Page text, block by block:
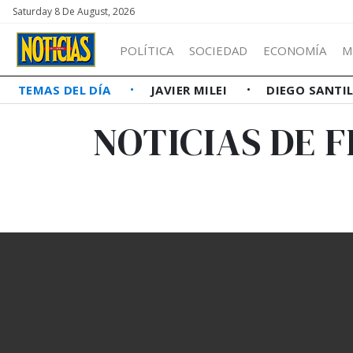
Saturday 8 De August, 2026
POLÍTICA SOCIEDAD ECONOMÍA
TEMAS DEL DÍA JAVIER MILEI DIEGO
NOTICIAS DE